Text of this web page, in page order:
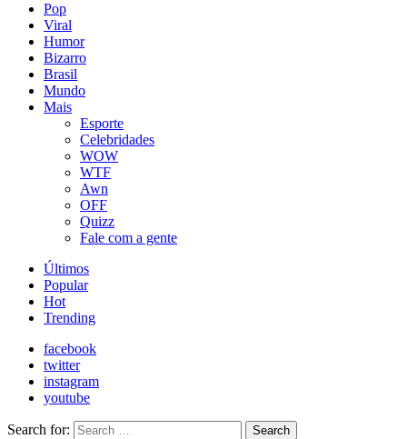
Pop
Viral
Humor
Bizarro
Brasil
Mundo
Mais
Esporte
Celebridades
WOW
WTF
Awn
OFF
Quizz
Fale com a gente
Últimos
Popular
Hot
Trending
facebook
twitter
instagram
youtube
Search for: Search